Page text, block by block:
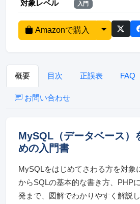
対象レベル 入門
Amazonで購入
概要 目次 正誤表 FAQ
お問い合わせ
MySQL（データベース）
めの入門書
MySQLをはじめてさわる方を対象
からSQLの基本的な書き方、PHP
発まで、図解でわかりやすく解説し